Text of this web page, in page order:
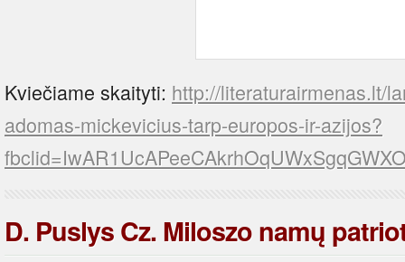
Kviečiame skaityti: http://literaturairmenas.lt/
adomas-mickevicius-tarp-europos-ir-azijos?
D. Puslys Cz. Miloszo namų